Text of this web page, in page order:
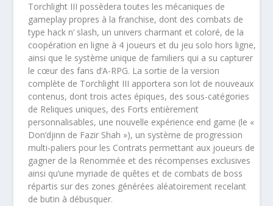
Torchlight III possèdera toutes les mécaniques de
gameplay propres à la franchise, dont des combats de
type hack n’ slash, un univers charmant et coloré, de la
coopération en ligne à 4 joueurs et du jeu solo hors ligne,
ainsi que le système unique de familiers qui a su capturer
le cœur des fans d’A-RPG. La sortie de la version
complète de Torchlight III apportera son lot de nouveaux
contenus, dont trois actes épiques, des sous-catégories
de Reliques uniques, des Forts entièrement
personnalisables, une nouvelle expérience end game (le «
Don’djinn de Fazir Shah »), un système de progression
multi-paliers pour les Contrats permettant aux joueurs de
gagner de la Renommée et des récompenses exclusives
ainsi qu’une myriade de quêtes et de combats de boss
répartis sur des zones générées aléatoirement recelant
de butin à débusquer.